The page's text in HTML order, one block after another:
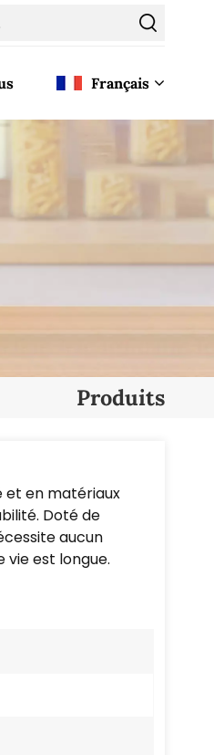
Français
English
Français
Español
Türkçe
العربية
Produits
et en matériaux
Doté de
aucun
est longue.